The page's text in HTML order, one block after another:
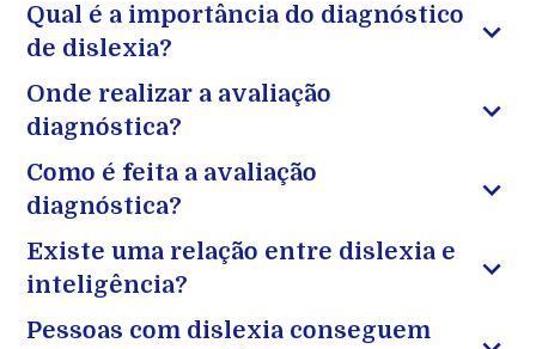
Qual é a importância do diagnóstico
de dislexia?
Onde realizar a avaliação
diagnóstica?
Como é feita a avaliação
diagnóstica?
Existe uma relação entre dislexia e
inteligência?
Pessoas com dislexia conseguem